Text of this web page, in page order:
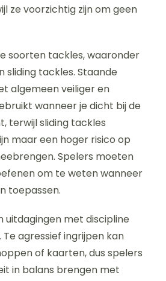
ze voorzichtig zijn om geen
soorten tackles, waaronder
sliding tackles. Staande
algemeen veiliger en
wanneer je dicht bij de
terwijl sliding tackles
maar een hoger risico op
Spelers moeten
om te weten wanneer
toepassen.
uitdagingen met discipline
agressief ingrijpen kan
of kaarten, dus spelers
in balans brengen met